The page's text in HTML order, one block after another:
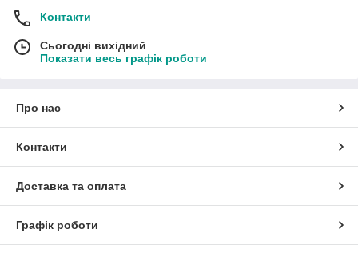
Контакти
Сьогодні вихідний
Показати весь графік роботи
Про нас
Контакти
Доставка та оплата
Графік роботи